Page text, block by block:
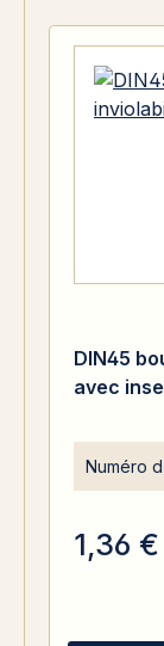
DIN45
avec
Numéro
1,36 €